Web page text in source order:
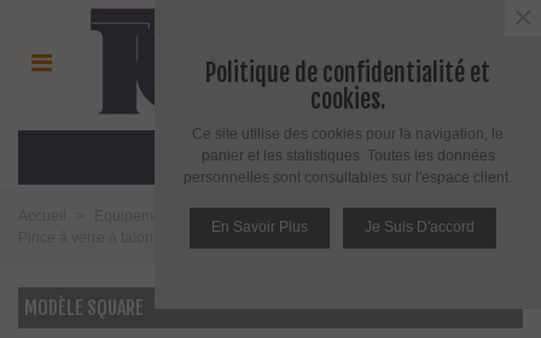
MENU
MODÈLE SQUARE
Politique de confidentialité et
cookies.
Ce site utilise des cookies pour la navigation, le
panier et les statistiques. Toutes les données
personnelles sont consultables sur l'espace client.
En Savoir Plus Je Suis D'accord